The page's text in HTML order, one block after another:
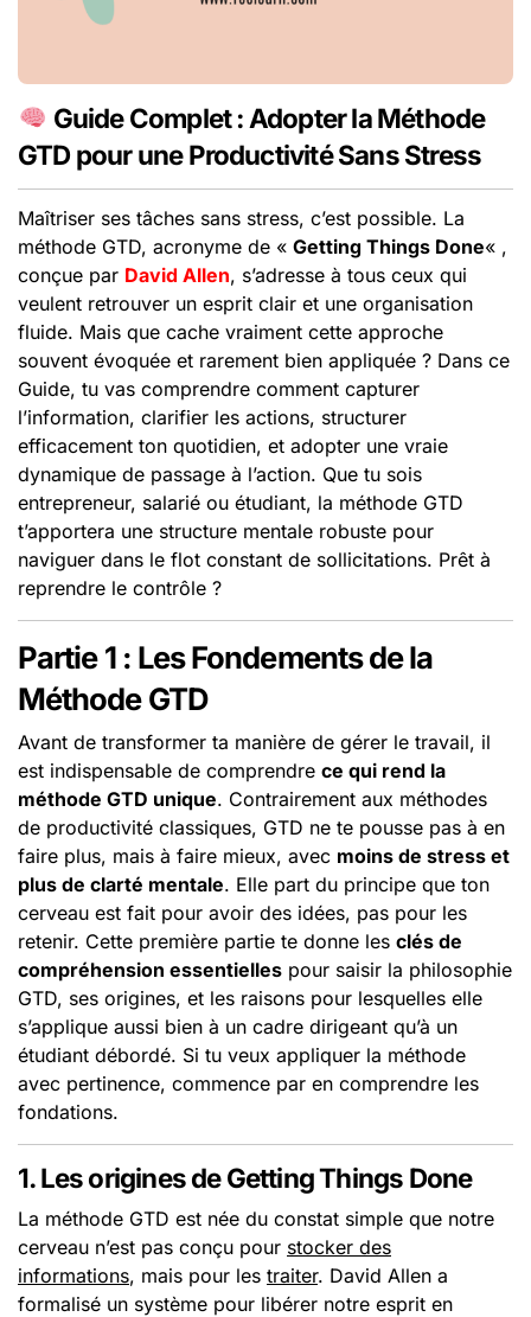
Guide Complet : Adopter la Méthode
GTD pour une Productivité Sans Stress
Maîtriser ses tâches sans stress, c’est possible. La
méthode GTD, acronyme de « Getting Things Done« ,
conçue par David Allen, s’adresse à tous ceux qui
veulent retrouver un esprit clair et une organisation
fluide. Mais que cache vraiment cette approche
souvent évoquée et rarement bien appliquée ? Dans ce
Guide, tu vas comprendre comment capturer
l’information, clarifier les actions, structurer
efficacement ton quotidien, et adopter une vraie
dynamique de passage à l’action. Que tu sois
entrepreneur, salarié ou étudiant, la méthode GTD
t’apportera une structure mentale robuste pour
naviguer dans le flot constant de sollicitations. Prêt à
reprendre le contrôle ?
Partie 1 : Les Fondements de la
Méthode GTD
Avant de transformer ta manière de gérer le travail, il
est indispensable de comprendre ce qui rend la
méthode GTD unique. Contrairement aux méthodes
de productivité classiques, GTD ne te pousse pas à en
faire plus, mais à faire mieux, avec moins de stress et
plus de clarté mentale. Elle part du principe que ton
cerveau est fait pour avoir des idées, pas pour les
retenir. Cette première partie te donne les clés de
compréhension essentielles pour saisir la philosophie
GTD, ses origines, et les raisons pour lesquelles elle
s’applique aussi bien à un cadre dirigeant qu’à un
étudiant débordé. Si tu veux appliquer la méthode
avec pertinence, commence par en comprendre les
fondations.
1. Les origines de Getting Things Done
La méthode GTD est née du constat simple que notre
cerveau n’est pas conçu pour stocker des
informations, mais pour les traiter. David Allen a
formalisé un système pour libérer notre esprit en